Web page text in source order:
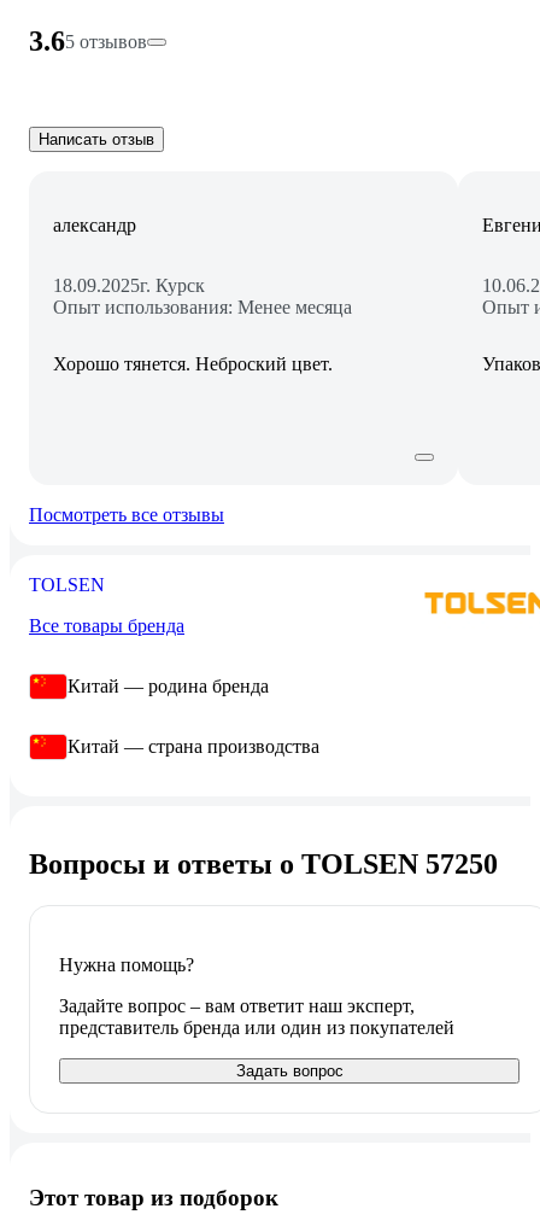
3.65 отзывов
Написать отзыв
александр
18.09.2025г. Курск
Опыт использования: Менее месяца
Хорошо тянется. Неброский цвет.
Опыт
Посмотреть все отзывы
TOLSEN
Все товары бренда
Китай — родина бренда
Китай — страна производства
Вопросы и ответы о TOLSEN 57250
Нужна помощь?
Задайте вопрос – вам ответит наш эксперт,
представитель бренда или один из покупателей
Задать вопрос
Этот товар из подборок